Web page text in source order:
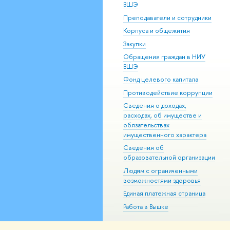
ВШЭ
Преподаватели и сотрудники
Корпуса и общежития
Закупки
Обращения граждан в НИУ
ВШЭ
Фонд целевого капитала
Противодействие коррупции
Сведения о доходах,
расходах, об имуществе и
обязательствах
имущественного характера
Сведения об
образовательной организации
Людям с ограниченными
возможностями здоровья
Единая платежная страница
Работа в Вышке